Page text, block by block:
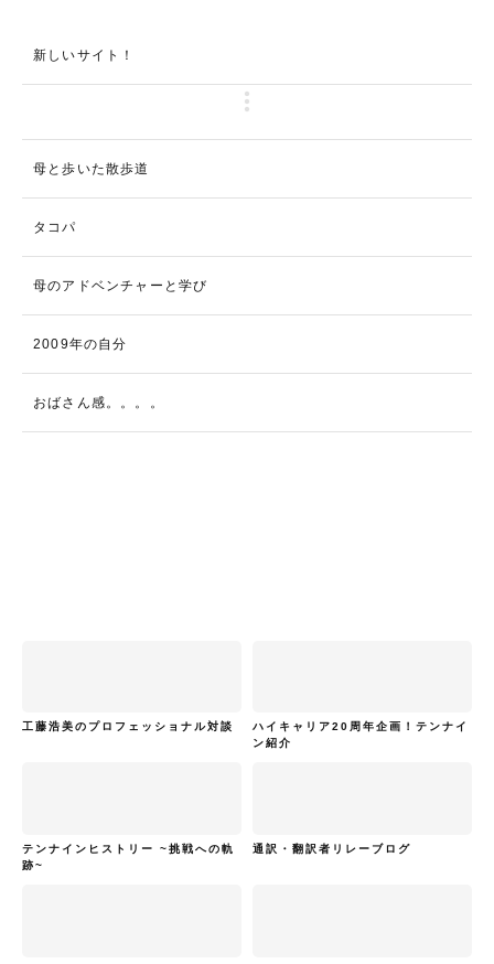
新しいサイト！
母と歩いた散歩道
タコパ
母のアドベンチャーと学び
2009年の自分
おばさん感。。。。
工藤浩美のプロフェッショナル対談
ハイキャリア20周年企画！テンナイ
ン紹介
テンナインヒストリー ~挑戦への軌
跡~
通訳・翻訳者リレーブログ